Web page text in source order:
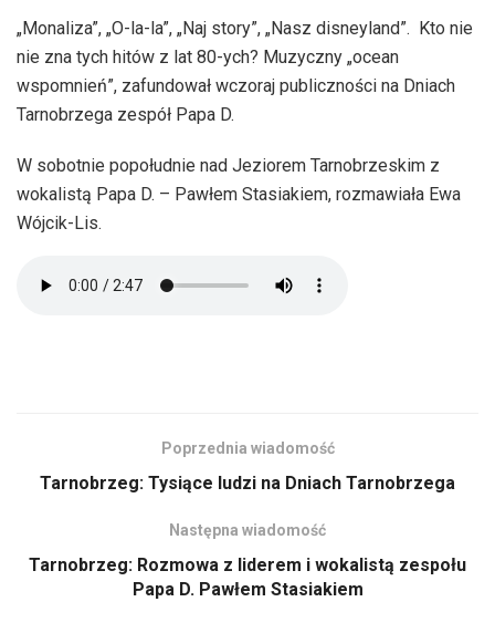
„Monaliza”, „O-la-la”, „Naj story”, „Nasz disneyland”. Kto nie
nie zna tych hitów z lat 80-ych? Muzyczny „ocean
wspomnień”, zafundował wczoraj publiczności na Dniach
Tarnobrzega zespół Papa D.
W sobotnie popołudnie nad Jeziorem Tarnobrzeskim z
wokalistą Papa D. – Pawłem Stasiakiem, rozmawiała Ewa
Wójcik-Lis.
Poprzednia wiadomość
Tarnobrzeg: Tysiące ludzi na Dniach Tarnobrzega
Następna wiadomość
Tarnobrzeg: Rozmowa z liderem i wokalistą zespołu
Papa D. Pawłem Stasiakiem